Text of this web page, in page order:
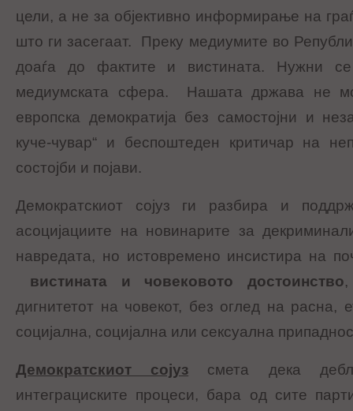
цели, а не за објективно информирање на
што ги засегаат. Преку медиумите во
доаѓа до фактите и вистината. Нужни
медиумската сфера. Нашата држава не
европска демократија без самостојни и
куче-чувар“ и беспоштеден критичар на
состојби и појави.
Демократскиот сојуз ги разбира и
асоцијациите на новинарите за
навредата, но истовремено инсистира на
вистината и човековото достоинство
дигнитетот на човекот, без оглед на расна,
социјална, социјална или сексуална
Демократскиот сојуз смета дека
интеграциските процеси, бара од сите